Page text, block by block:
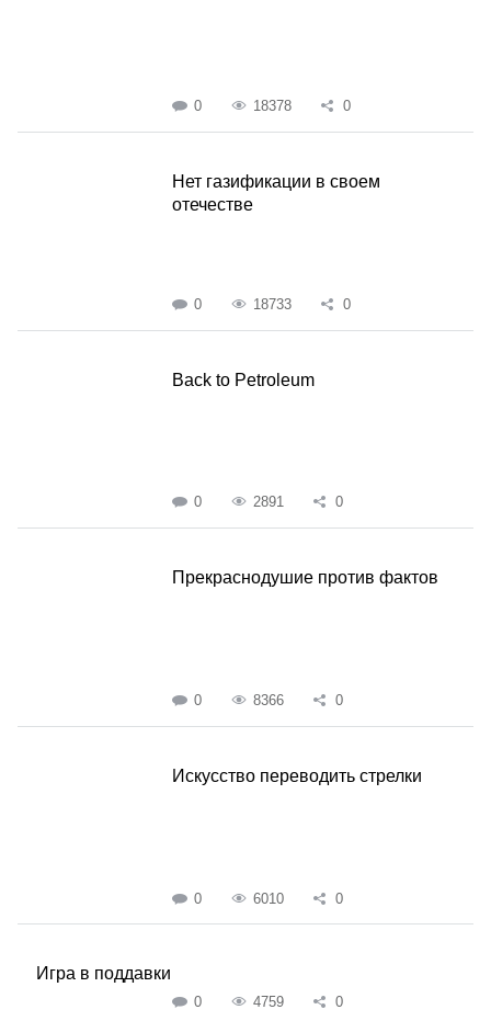
0 18378 0
Нет газификации в своем
отечестве
0 18733 0
Back to Petroleum
0 2891 0
Прекраснодушие против фактов
0 8366 0
Искусство переводить стрелки
0 6010 0
Игра в поддавки
0 4759 0